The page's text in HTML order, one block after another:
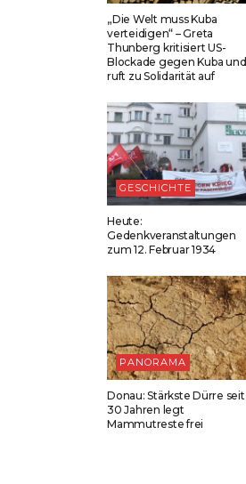
„Die Welt muss Kuba
verteidigen“ – Greta
Thunberg kritisiert US-
Blockade gegen Kuba und
ruft zu Solidarität auf
GESCHICHTE
Heute:
Gedenkveranstaltungen
zum 12. Februar 1934
PANORAMA
Donau: Stärkste Dürre seit
30 Jahren legt
Mammutreste frei